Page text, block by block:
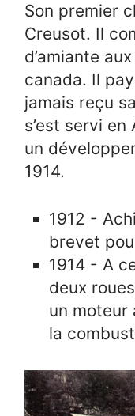
Son premier
Creusot. Il
d’amiante
canada. Il
jamais reçu
s’est servi en
un
1914.
1912 -
brevet
1914 - A
deux
un moteur
la